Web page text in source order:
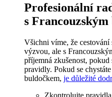
Profesionální
s
Všichni víme, že
výzvou, ale s
příjemná zkušenost,
pravidly. Pokud se
buldočkem, je důležité
Zkontrolujte